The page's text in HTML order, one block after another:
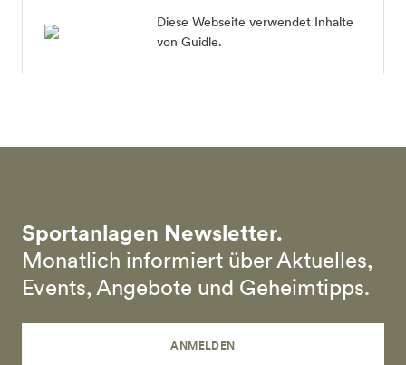
Diese Webseite verwendet Inhalte
von Guidle.
Sportanlagen Newsletter.
Monatlich informiert über Aktuelles,
Events, Angebote und Geheimtipps.
ANMELDEN